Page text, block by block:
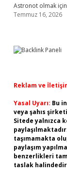
Astronot olmak
Temmuz 16, 2026
Reklam ve
Yasal Uyarı: Bu
veya şahıs
Sitede yalnızca
taşımamakta
paylaşım
benzerlikleri
taslak